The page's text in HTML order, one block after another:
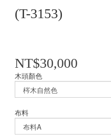
(T-3153)
NT$30,000
木頭顏色
布料